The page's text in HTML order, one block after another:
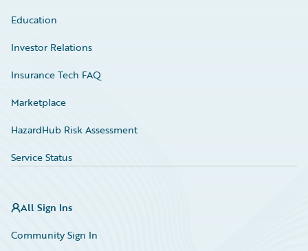
Education
Investor Relations
Insurance Tech FAQ
Marketplace
HazardHub Risk Assessment
Service Status
All Sign Ins
Community Sign In